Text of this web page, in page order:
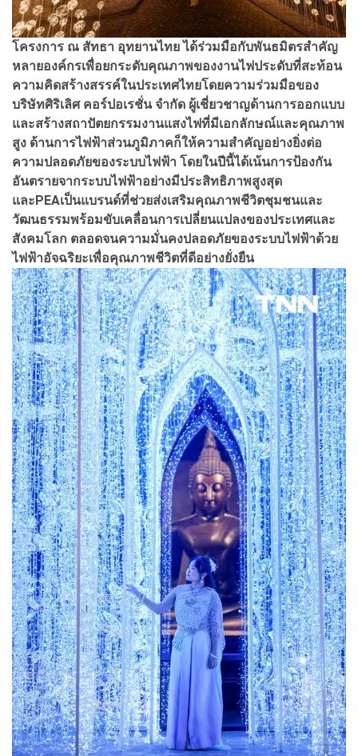
โครงการ ณ สัทธา อุทยานไทย ได้ร่วมมือกับพันธมิตรสำคัญ
หลายองค์กรเพื่อยกระดับคุณภาพของงานไฟประดับที่สะท้อน
ความคิดสร้างสรรค์ในประเทศไทยโดยความร่วมมือของ
บริษัทศิริเลิศ คอร์ปอเรชั่น จำกัด ผู้เชี่ยวชาญด้านการออกแบบ
และสร้างสถาปัตยกรรมงานแสงไฟที่มีเอกลักษณ์และคุณภาพ
สูง ด้านการไฟฟ้าส่วนภูมิภาคก็ให้ความสำคัญอย่างยิ่งต่อ
ความปลอดภัยของระบบไฟฟ้า โดยในปีนี้ได้เน้นการป้องกัน
อันตรายจากระบบไฟฟ้าอย่างมีประสิทธิภาพสูงสุด
และPEAเป็นแบรนด์ที่ช่วยส่งเสริมคุณภาพชีวิตชุมชนและ
วัฒนธรรมพร้อมขับเคลื่อนการเปลี่ยนแปลงของประเทศและ
สังคมโลก ตลอดจนความมั่นคงปลอดภัยของระบบไฟฟ้าด้วย
ไฟฟ้าอัจฉริยะเพื่อคุณภาพชีวิตที่ดีอย่างยั่งยืน